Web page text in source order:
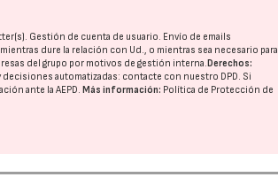
Gestión de cuenta de usuario. Envío de emails
mientras dure la relación con Ud., o mientras sea necesario para
del grupo por motivos de gestión interna.Derechos:
automatizadas: contacte con nuestro DPD. Si
ante laAEPD.Más información: Política de Protección de